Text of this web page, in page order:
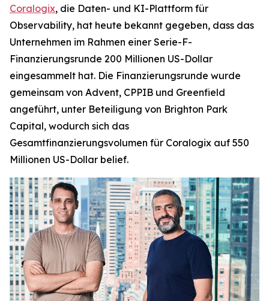
Coralogix, die Daten- und KI-Plattform für
Observability, hat heute bekannt gegeben, dass das
Unternehmen im Rahmen einer Serie-F-
Finanzierungsrunde 200 Millionen US-Dollar
eingesammelt hat. Die Finanzierungsrunde wurde
gemeinsam von Advent, CPPIB und Greenfield
angeführt, unter Beteiligung von Brighton Park
Capital, wodurch sich das
Gesamtfinanzierungsvolumen für Coralogix auf 550
Millionen US-Dollar belief.